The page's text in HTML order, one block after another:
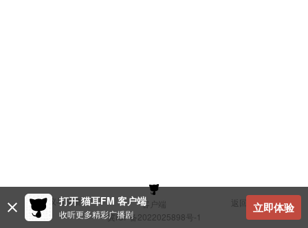
建议与反馈 客户端
返回顶部
冀ICP备2022025898号-1
打开 猫耳FM 客户端
收听更多精彩广播剧 立即体验